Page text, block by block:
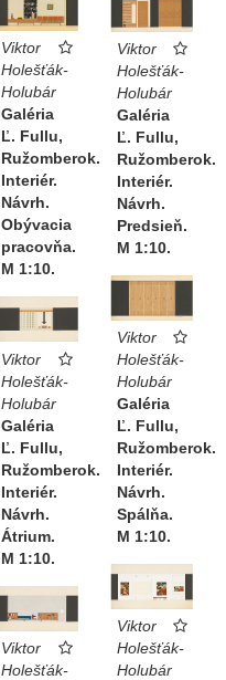
Viktor
Holešťák-
Holubár
Galéria
Ľ. Fullu,
Ružomberok.
Interiér.
Návrh.
Obývacia
pracovňa.
M 1:10.
Viktor
Holešťák-
Holubár
Galéria
Ľ. Fullu,
Ružomberok.
Interiér.
Návrh.
Predsieň.
M 1:10.
Viktor
Holešťák-
Holubár
Galéria
Ľ. Fullu,
Ružomberok.
Interiér.
Návrh.
Spálňa.
M 1:10.
Viktor
Holešťák-
Holubár
Galéria
Ľ. Fullu,
Ružomberok.
Interiér.
Návrh.
Átrium.
M 1:10.
Viktor
Holešťák-
Holubár
Viktor
Holešťák-